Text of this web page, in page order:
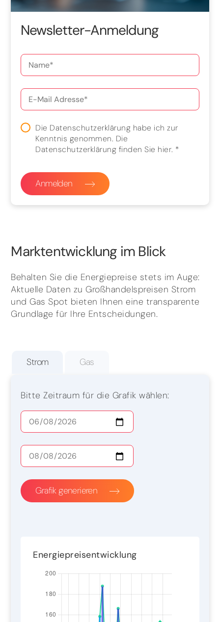
Newsletter-Anmeldung
Die Datenschutzerklärung habe ich zur
Kenntnis genommen. Die
Datenschutzerklärung finden Sie hier. *
Anmelden
Marktentwicklung im Blick
Behalten Sie die Energiepreise stets im Auge:
Aktuelle Daten zu Großhandelspreisen Strom
und Gas Spot bieten Ihnen eine transparente
Grundlage für Ihre Entscheidungen.
Strom Gas
Bitte Zeitraum für die Grafik wählen:
Grafik generieren
Energiepreisentwicklung